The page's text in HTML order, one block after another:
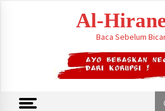
Al-
Baca Sebelum